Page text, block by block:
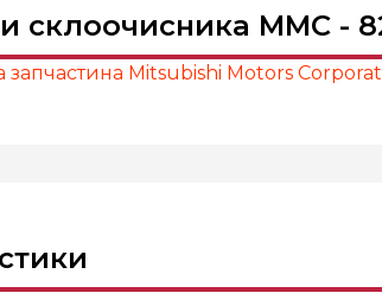
склоочисника MMC -
запчастина Mitsubishi Motors